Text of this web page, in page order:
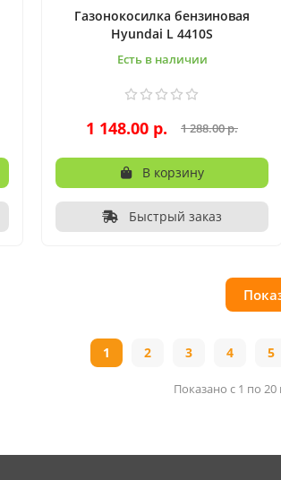
Газонокосилка бензиновая
Hyundai L 4410S
Есть в наличии
1 148.00 р. 1 288.00 р.
В корзину
Быстрый заказ
1 2 3 4 5
Показано с 1 по 20